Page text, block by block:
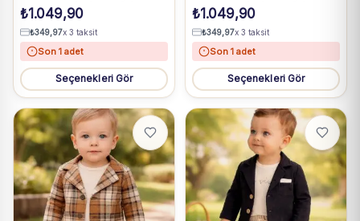
Yelekli Takım 6-18 Ay
₺1.049,90
₺349,97x 3 taksit
Son 1 adet
Seçenekleri Gör
Yelekli Takım 6-18 Ay
₺1.049,90
₺349,97x 3 taksit
Son 1 adet
Seçenekleri Gör